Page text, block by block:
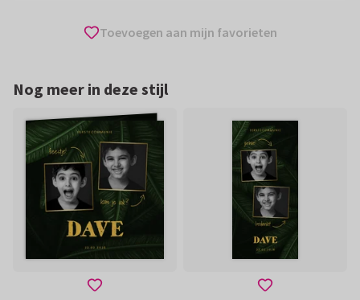
Toevoegen aan mijn favorieten
Nog meer in deze stijl